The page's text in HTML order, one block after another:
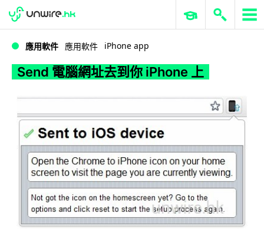
Send 電腦網址去到你 iPhone 上
WWDC 2026 ERP 與商業 AI
應用軟件 應用軟件 iPhone app
Send 電腦網址去到你 iPhone 上